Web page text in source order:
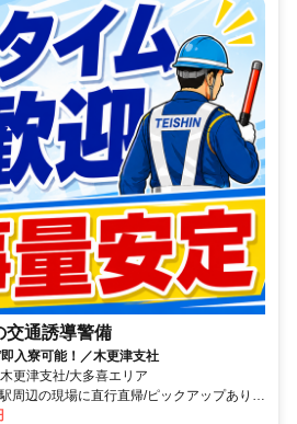
交通誘導警備
入寮可能！／木更津支社
更津支社/大多喜エリア
周辺の現場に直行直帰/ピックアップあり！